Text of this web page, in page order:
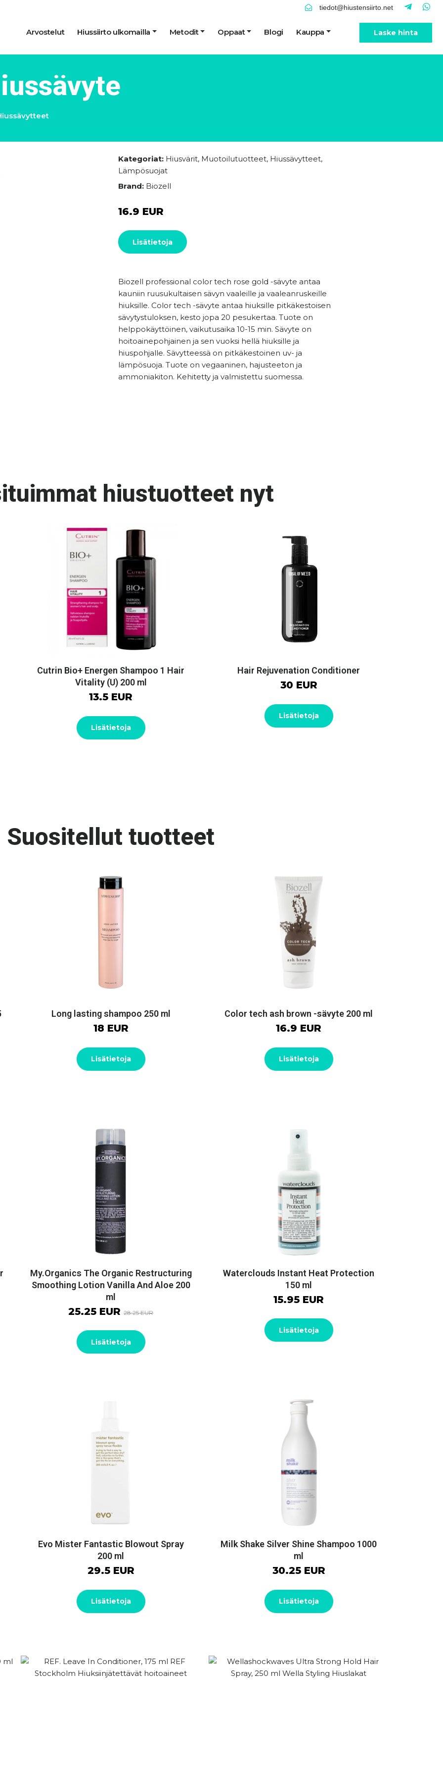
tiedot@hiustensiirto.net
Arvostelut Hiussiirto ulkomailla Metodit Oppaat Blogi Kauppa Laske hinta
Kategoriat: Hiusvärit, Muotoilutuotteet, Hiussävytteet,
Lämpösuojat
Brand: Biozell
16.9 EUR
Lisätietoja
Biozell professional color tech rose gold -sävyte antaa
kauniin ruusukultaisen sävyn vaaleille ja vaaleanruskeille
hiuksille. Color tech -sävyte antaa hiuksille pitkäkestoisen
sävytystuloksen, kesto jopa 20 pesukertaa. Tuote on
helppokäyttöinen, vaikutusaika 10-15 min. Sävyte on
hoitoainepohjainen ja sen vuoksi hellä hiuksille ja
hiuspohjalle. Sävytteessä on pitkäkestoinen uv- ja
lämpösuoja. Tuote on vegaaninen, hajusteeton ja
ammoniakiton. Kehitetty ja valmistettu suomessa.
hiustuotteet nyt
Cutrin Bio+ Energen Shampoo 1 Hair
Vitality (U) 200 ml
13.5 EUR
Lisätietoja
Hair Rejuvenation Conditioner
30 EUR
Lisätietoja
Suositellut tuotteet
Long lasting shampoo 250 ml
18 EUR
Lisätietoja
Color tech ash brown -sävyte 200 ml
16.9 EUR
Lisätietoja
My.Organics The Organic Restructuring
Smoothing Lotion Vanilla And Aloe 200
ml
25.25 EUR 28.25 EUR
Lisätietoja
Waterclouds Instant Heat Protection
150 ml
15.95 EUR
Lisätietoja
Evo Mister Fantastic Blowout Spray
200 ml
29.5 EUR
Lisätietoja
Milk Shake Silver Shine Shampoo 1000
ml
30.25 EUR
Lisätietoja